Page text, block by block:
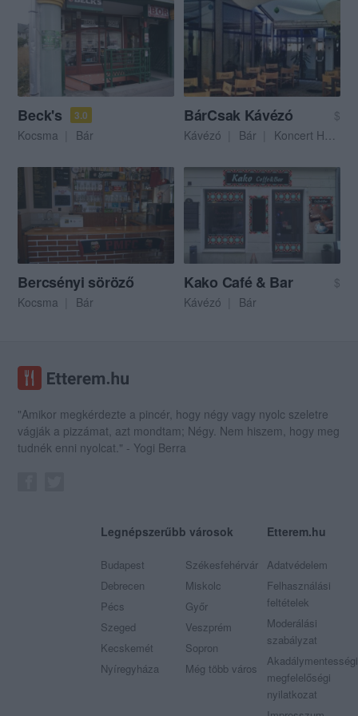
Beck's 3.0
Kocsma Bár
BárCsak Kávézó
$
Kávézó
Bár Koncert Helyszín
Bercsényi söröző
Kocsma Bár
Kako Café & Bar
$
Kávézó
Bár
"Amikor megkérdezte a pincér, hogy négy vagy nyolc szeletre
vágják a pizzámat, azt mondtam; Négy. Nem hiszem, hogy meg
tudnék enni nyolcat." - Yogi Berra
Legnépszerűbb városok
Budapest
Debrecen
Pécs
Szeged
Kecskemét
Nyíregyháza
Székesfehérvár
Miskolc
Győr
Veszprém
Sopron
Még több város
Etterem.hu
Adatvédelem
Felhasználási
feltételek
Moderálási
szabályzat
Akadálymentességi
megfelelőségi
nyilatkozat